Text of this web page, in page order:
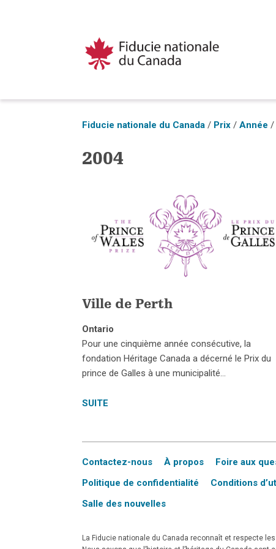
Fiducie nationale du Canada / Prix /Année
2004
Ville de Perth
Ontario
Pour une cinquième année consécutive, la
fondation Héritage Canada a décerné le Prix du
prince de Galles à une municipalité…
SUITE
Contactez-nous À propos
Foire aux
Politique de confidentialité
Conditions
Salle des nouvelles
La Fiducie nationale du Canada reconnaît et respecte